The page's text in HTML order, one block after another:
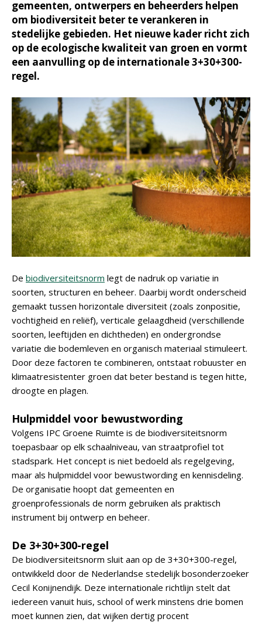
gemeenten, ontwerpers en beheerders helpen
om biodiversiteit beter te verankeren in
stedelijke gebieden. Het nieuwe kader richt zich
op de ecologische kwaliteit van groen en vormt
een aanvulling op de internationale 3+30+300-
regel.
De biodiversiteitsnorm legt de nadruk op variatie in
soorten, structuren en beheer. Daarbij wordt onderscheid
gemaakt tussen horizontale diversiteit (zoals zonpositie,
vochtigheid en reliëf), verticale gelaagdheid (verschillende
soorten, leeftijden en dichtheden) en ondergrondse
variatie die bodemleven en organisch materiaal stimuleert.
Door deze factoren te combineren, ontstaat robuuster en
klimaatresistenter groen dat beter bestand is tegen hitte,
droogte en plagen.
Hulpmiddel voor bewustwording
Volgens IPC Groene Ruimte is de biodiversiteitsnorm
toepasbaar op elk schaalniveau, van straatprofiel tot
stadspark. Het concept is niet bedoeld als regelgeving,
maar als hulpmiddel voor bewustwording en kennisdeling.
De organisatie hoopt dat gemeenten en
groenprofessionals de norm gebruiken als praktisch
instrument bij ontwerp en beheer.
De 3+30+300-regel
De biodiversiteitsnorm sluit aan op de 3+30+300-regel,
ontwikkeld door de Nederlandse stedelijk bosonderzoeker
Cecil Konijnendijk. Deze internationale richtlijn stelt dat
iedereen vanuit huis, school of werk minstens drie bomen
moet kunnen zien, dat wijken dertig procent